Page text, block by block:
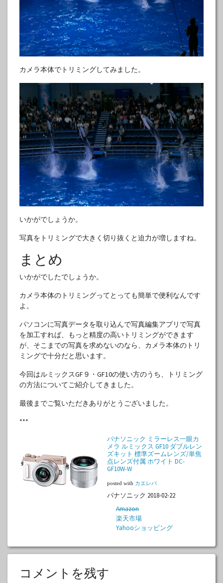
カメラ本体でトリミングしてみました。
いかがでしょうか。
写真をトリミングで大きく切り抜くと迫力が増しますね。
まとめ
いかがでしたでしょうか。
カメラ本体のトリミングってとっても簡単で便利なんです
よ。
パソコンに写真データを取り込んで写真編集アプリで写真
を加工すれば、もっと精度の高いトリミングができます
が、そこまでの写真を求めないのなら、カメラ本体のトリ
ミングで十分だと思います。
今回はルミックスGF９・GF10の使い方のうち、トリミング
の方法についてご紹介してきました。
最後までご覧いただきありがとうございました。
***
パナソニック ミラーレス一眼カ
メラ ルミックス GF10 ダブルレン
ズキット 標準ズームレンズ/単焦
点レンズ付属 ホワイト DC-
GF10W-W
posted with カエレバ
パナソニック 2018-02-22
Amazon
楽天市場
Yahooショッピング
コメントを残す